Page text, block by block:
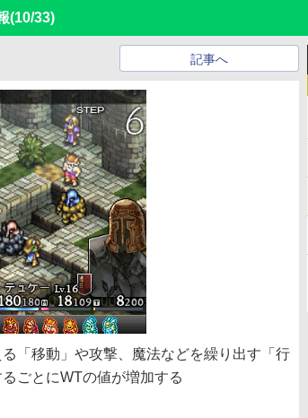
(10/33)
記事へ
「移動」や攻撃、魔法などを繰り出す「行
ごとにWTの値が増加する